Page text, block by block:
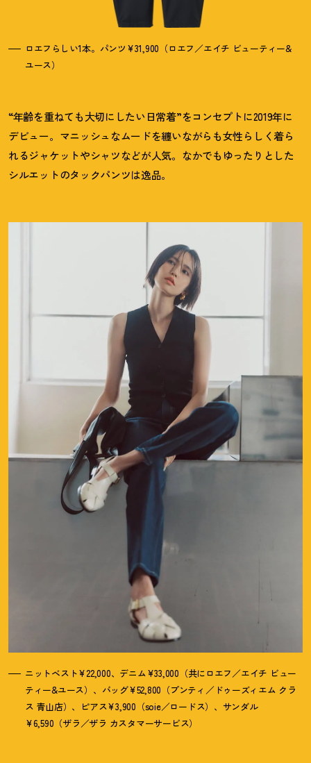
ロエフらしい1本。パンツ¥31,900（ロエフ／エイチ ビューティー&
ユース）
“年齢を重ねても大切にしたい日常着”をコンセプトに2019年に
デビュー。マニッシュなムードを纏いながらも女性らしく着ら
れるジャケットやシャツなどが人気。なかでもゆったりとした
シルエットのタックパンツは逸品。
ニットベスト¥22,000、デニム¥33,000（共にロエフ／エイチ ビュー
ティー&ユース）、バッグ¥52,800（プンティ／ドゥーズィエム クラ
ス 青山店）、ピアス¥3,900（soie／ロードス）、サンダル
¥6,590（ザラ／ザラ カスタマーサービス）